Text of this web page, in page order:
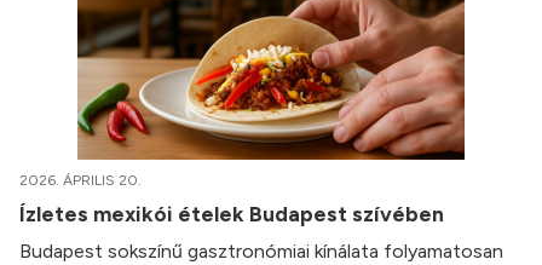
2026. ÁPRILIS 20.
Ízletes mexikói ételek Budapest szívében
Budapest sokszínű gasztronómiai kínálata folyamatosan